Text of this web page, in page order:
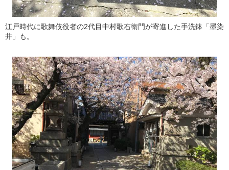
江戸時代に歌舞伎役者の2代目中村歌右衛門が寄進した手洗鉢「墨染
井」も。